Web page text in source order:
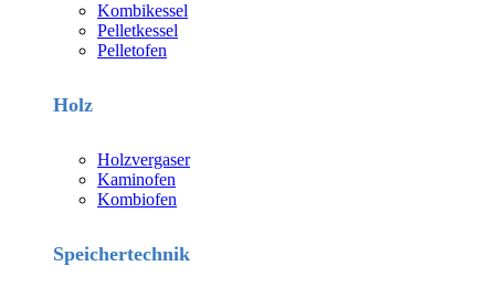
Kombikessel
Pelletkessel
Pelletofen
Holz
Holzvergaser
Kaminofen
Kombiofen
Speichertechnik